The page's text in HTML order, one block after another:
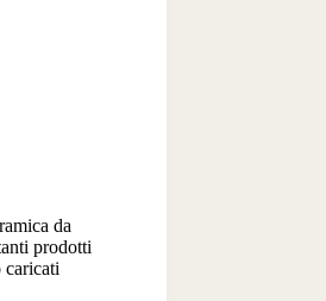
da
prodotti